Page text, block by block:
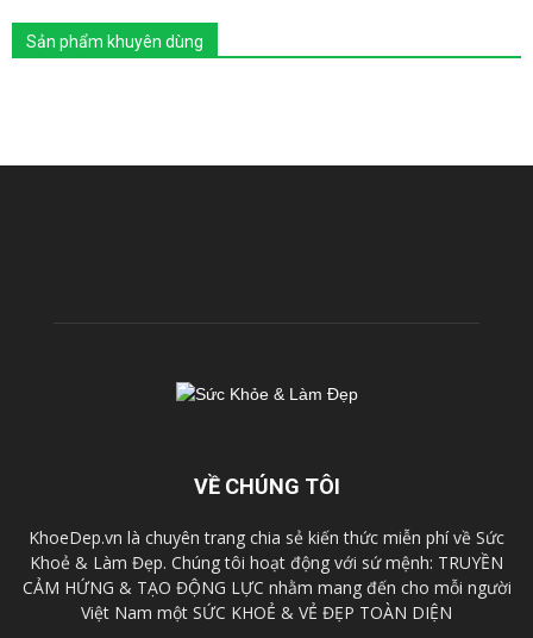
Sản phẩm khuyên dùng
VỀ CHÚNG TÔI
KhoeDep.vn là chuyên trang chia sẻ kiến thức miễn phí về Sức
Khoẻ & Làm Đẹp. Chúng tôi hoạt động với sứ mệnh: TRUYỀN
CẢM HỨNG & TẠO ĐỘNG LỰC nhằm mang đến cho mỗi người
Việt Nam một SỨC KHOẺ & VẺ ĐẸP TOÀN DIỆN